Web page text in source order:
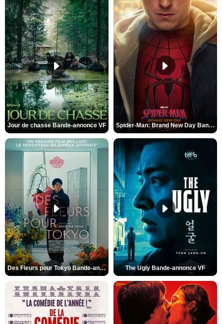
Jour de chasse Bande-annonce VF Spider-Man: Brand New Day Bande-annonce (3) VO STFR
Des Fleurs pour Tokyo Bande-annonce VO STFR The Ugly Bande-annonce VF